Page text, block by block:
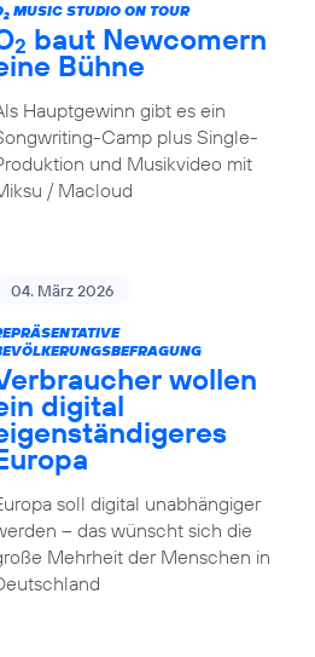
2MUSIC STUDIO ON TOUR
2 baut Newcomern
Bühne
Hauptgewinn gibt es ein
Camp plus Single-
und Musikvideo mit
/ Macloud
04. März 2026
wollen
digital
soll digital unabhängiger
– das wünscht sich die
Mehrheit der Menschen in